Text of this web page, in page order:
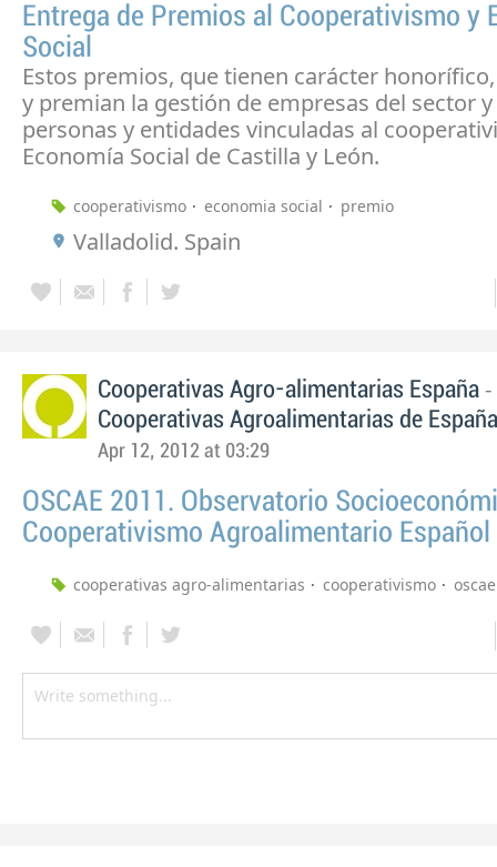
Entrega de Premios al Cooperativismo y
Social
Estos premios, que tienen carácter
y premian la gestión de empresas del sector
personas y entidades vinculadas al
Economía Social de Castilla y León.
cooperativismo economia social premio
Valladolid. Spain
Cooperativas Agro-alimentarias España -
Cooperativas Agroalimentarias de España
Apr 12, 2012 at 03:29
OSCAE 2011. Observatorio
Cooperativismo Agroalimentario Español
cooperativas agro-alimentarias cooperativismo oscae